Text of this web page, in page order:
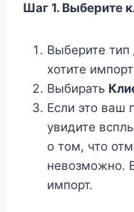
Шаг 1. Выберите
Выберите
хотите
Выбирать
Если это ваш
увидите
о том, что
невозможно.
импорт.